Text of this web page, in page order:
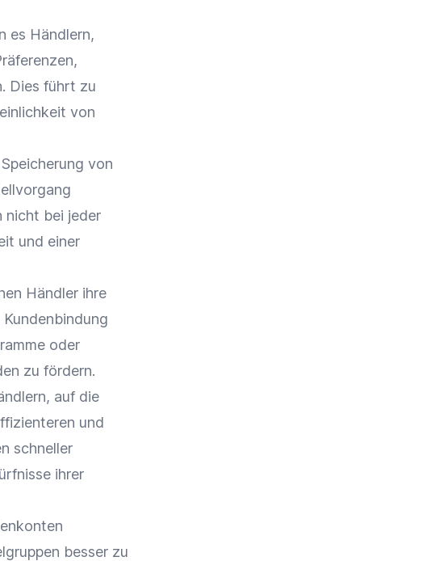
es Händlern,
Dies führt zu
von
von
nicht bei jeder
und einer
Händler ihre
Kundenbindung
oder
zu fördern.
auf die
und
schneller
ihrer
besser zu